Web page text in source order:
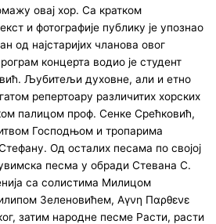
овај хор. Са кратком
и фотографије публику је упознао
од најстаријих чланова овог
концерта водио је студент
Љубитељи духовне, али и етно
репертоару различитих хорских
палицом проф. Сенке Срећковић,
Господњом и тропарима
Од осталих песама по својој
песма у обради Стевана С.
са солистима Милицом
Зеленовићем, Αγνη Παρθενε
затим народне песме Расти, расти